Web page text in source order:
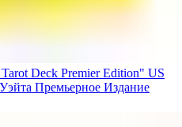
Deck Premier Edition" US
Премьерное Издание